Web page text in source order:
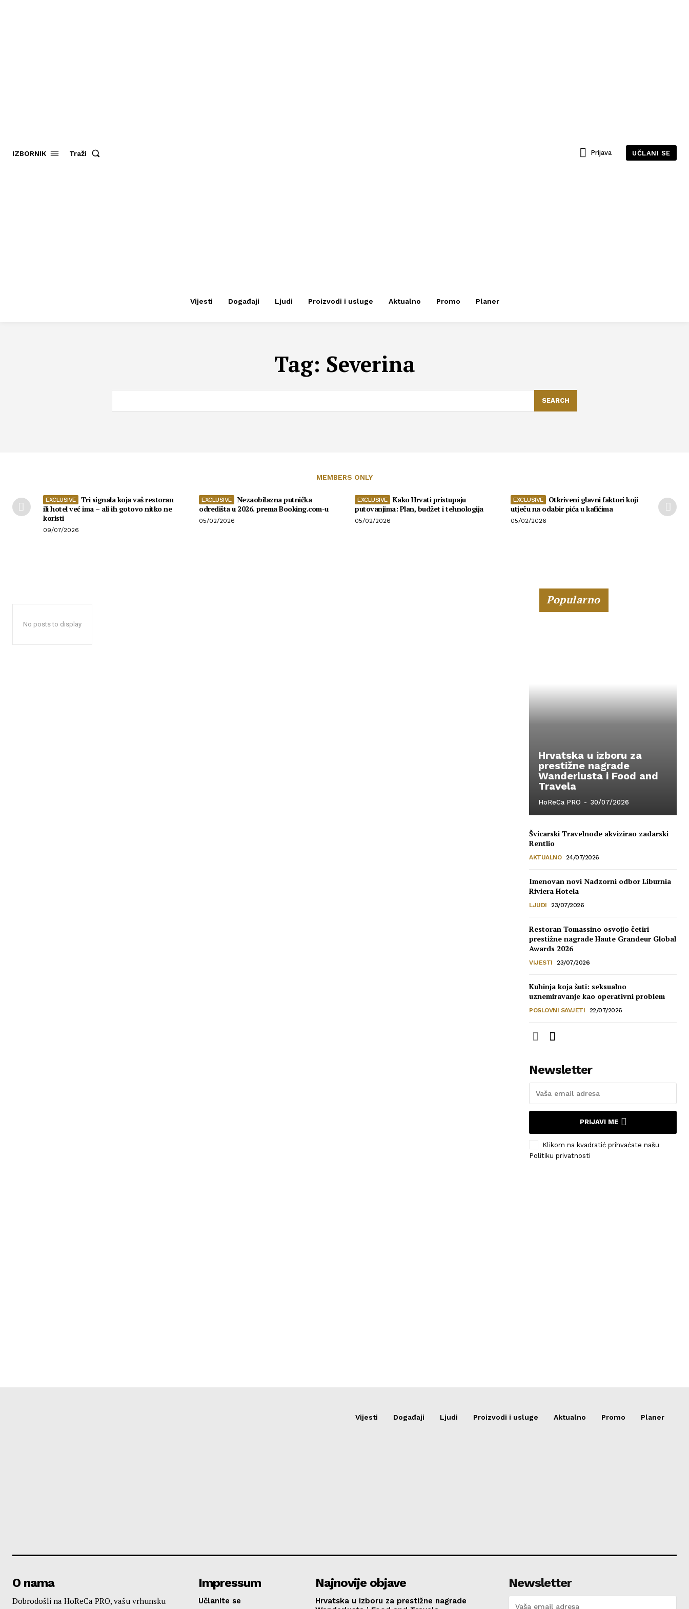
IZBORNIK Traži Prijava UČLANI SE
Vijesti Događaji Ljudi Proizvodi i usluge Aktualno Promo Planer
Tag: Severina
SEARCH
MEMBERS ONLY
Tri signala koja vaš restoran
ili hotel već ima – ali ih gotovo nitko ne
koristi
09/07/2026
Nezaobilazna putnička
odredišta u 2026. prema Booking.com-u
05/02/2026
Kako Hrvati pristupaju
putovanjima: Plan, budžet i tehnologija
05/02/2026
Otkriveni glavni faktori koji
utječu na odabir pića u kafićima
05/02/2026
No posts to display
Popularno
Hrvatska u izboru za
prestižne nagrade
Wanderlusta i Food and
Travela
HoReCa PRO - 30/07/2026
Švicarski Travelnode akvizirao zadarski
Rentlio
AKTUALNO 24/07/2026
Imenovan novi Nadzorni odbor Liburnia
Riviera Hotela
LJUDI 23/07/2026
Restoran Tomassino osvojio četiri
prestižne nagrade Haute Grandeur Global
Awards 2026
VIJESTI 23/07/2026
Kuhinja koja šuti: seksualno
uznemiravanje kao operativni problem
POSLOVNI SAVJETI 22/07/2026
Newsletter
PRIJAVI ME
Klikom na kvadratić prihvaćate našu
Politiku privatnosti
Vijesti Događaji Ljudi Proizvodi i usluge Aktualno Promo Planer
O nama
Dobrodošli na HoReCa PRO, vašu vrhunsku
Impressum
Učlanite se
Najnovije objave
Hrvatska u izboru za prestižne nagrade
Newsletter